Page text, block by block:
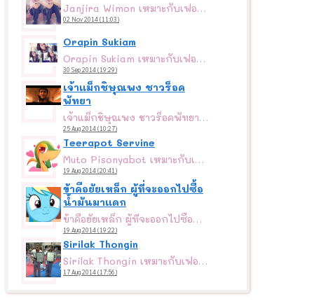
Janjira Wimon เหมาะกับเฟอร์บี้สีม่วง
02 Nov 2014 (11:03)
Orapin Sukiam
Orapin Sukiam เหมาะกับเฟอร์บี้สีม่วง
30 Sep 2014 (19:29)
เจ้าแม็กชิษุณพง ชาวร็อค
พัทยา
เจ้าแม็กชิษุณพง ชาวร็อคพัทยา เหมาะกับเฟอร์บี้สีม่วง
25 Aug 2014 (10:27)
Teerapot Servine
Muto Pisonyabot เหมาะกับเฟอร์บี้สีชมพู
19 Aug 2014 (20:41)
ข้าคือยัยเหล็ก ผู้ที่จะออกไปซื้อ
น้ำมันมาแดก
ข้าคือยัยเหล็ก ผู้ที่จะออกไปซื้อน้ำมันมาแดก เหมาะกับเฟอร์บี้สีส้ม
19 Aug 2014 (19:22)
Sirilak Thongin
Sirilak Thongin เหมาะกับเฟอร์บี้สีดำ
17 Aug 2014 (17:56)